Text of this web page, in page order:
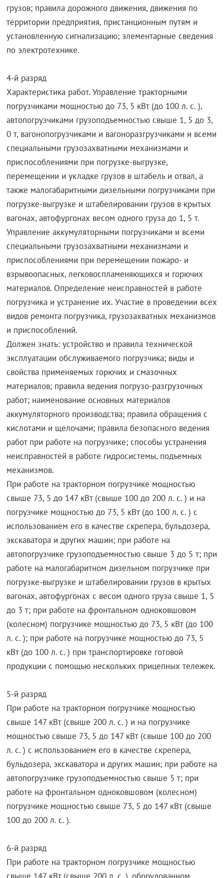
грузов; правила дорожного движения, движения по
территории предприятия, пристанционным путям и
установленную сигнализацию; элементарные сведения
по электротехнике.
4-й разряд
Характеристика работ. Управление тракторными
погрузчиками мощностью до 73, 5 кВт (до 100 л. с. ),
автопогрузчиками грузоподъемностью свыше 1, 5 до 3,
0 т, вагонопогрузчиками и вагоноразгрузчиками и всеми
специальными грузозахватными механизмами и
приспособлениями при погрузке-выгрузке,
перемещении и укладке грузов в штабель и отвал, а
также малогабаритными дизельными погрузчиками при
погрузке-выгрузке и штабелировании грузов в крытых
вагонах, автофургонах весом одного груза до 1, 5 т.
Управление аккумуляторными погрузчиками и всеми
специальными грузозахватными механизмами и
приспособлениями при перемещении пожаро- и
взрывоопасных, легковоспламеняющихся и горючих
материалов. Определение неисправностей в работе
погрузчика и устранение их. Участие в проведении всех
видов ремонта погрузчика, грузозахватных механизмов
и приспособлений.
Должен знать: устройство и правила технической
эксплуатации обслуживаемого погрузчика; виды и
свойства применяемых горючих и смазочных
материалов; правила ведения погрузо-разгрузочных
работ; наименование основных материалов
аккумуляторного производства; правила обращения с
кислотами и щелочами; правила безопасного ведения
работ при работе на погрузчике; способы устранения
неисправностей в работе гидросистемы, подъемных
механизмов.
При работе на тракторном погрузчике мощностью
свыше 73, 5 до 147 кВт (свыше 100 до 200 л. с. ) и на
погрузчике мощностью до 73, 5 кВт (до 100 л. с. ) с
использованием его в качестве скрепера, бульдозера,
экскаватора и других машин; при работе на
автопогрузчике грузоподъемностью свыше 3 до 5 т; при
работе на малогабаритном дизельном погрузчике при
погрузке-выгрузке и штабелировании грузов в крытых
вагонах, автофургонах с весом одного груза свыше 1, 5
до 3 т; при работе на фронтальном одноковшовом
(колесном) погрузчике мощностью до 73, 5 кВт (до 100
л. с. ); при работе на погрузчике мощностью до 73, 5
кВт (до 100 л. с. ) при транспортировке готовой
продукции с помощью нескольких прицепных тележек.
5-й разряд
При работе на тракторном погрузчике мощностью
свыше 147 кВт (свыше 200 л. с. ) и на погрузчике
мощностью свыше 73, 5 до 147 кВт (свыше 100 до 200
л. с. ) с использованием его в качестве скрепера,
бульдозера, экскаватора и других машин; при работе на
автопогрузчике грузоподъемностью свыше 5 т; при
работе на фронтальном одноковшовом (колесном)
погрузчике мощностью свыше 73, 5 до 147 кВт (свыше
100 до 200 л. с. ).
6-й разряд
При работе на тракторном погрузчике мощностью